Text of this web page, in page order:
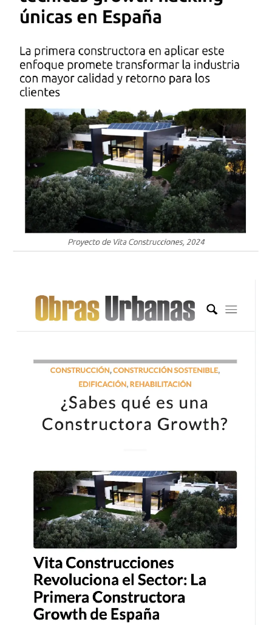
Vita en Prensa
Los medios destacan nuestra capacidad de
transformar ideas en proyectos que marcan la
diferencia